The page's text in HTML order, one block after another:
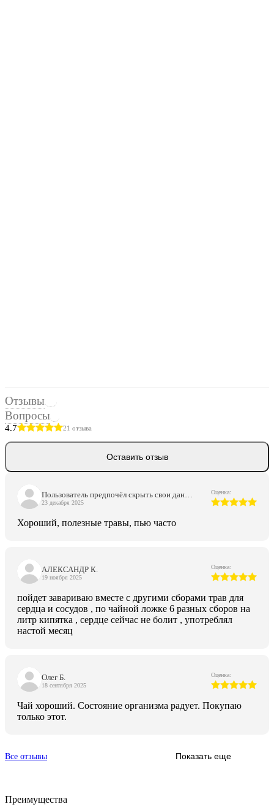
Отзывы
Вопросы
23 декабря 2025
Оценка:
Хороший, полезные травы, пью часто
АЛЕКСАНДР К.
19 ноября 2025
Оценка:
пойдет завариваю вместе с другими сборами трав для
сердца и сосудов , по чайной ложке 6 разных сборов на
литр кипятка , сердце сейчас не болит , употреблял
настой месяц
Олег Б.
18 сентября 2025
Оценка:
Чай хороший. Состояние организма радует. Покупаю
только этот.
Все отзывы Показать еще
4.7 21 отзыва
Оставить отзыв
Преимущества